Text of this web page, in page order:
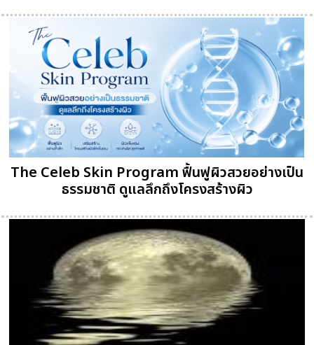
The Celeb Skin Program ฟื้นฟูผิวสวยอย่างเป็น
ธรรมชาติ ดูแลลึกถึงโครงสร้างผิว